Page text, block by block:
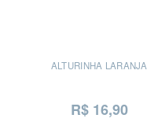
ALTURINHA LARANJA
R$ 16,90